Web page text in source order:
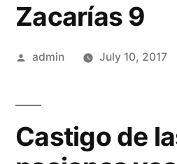
Zacarías 9
Posted
admin July 10, 2017
Castigo de